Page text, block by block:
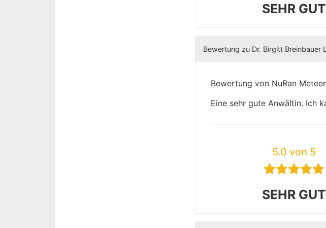
SEHR GUT
Bewertung zu Dr. Birgitt Breinbauer
Bewertung von NuRan
Eine sehr gute Anwältin. Ich
5.0 von 5
SEHR GUT